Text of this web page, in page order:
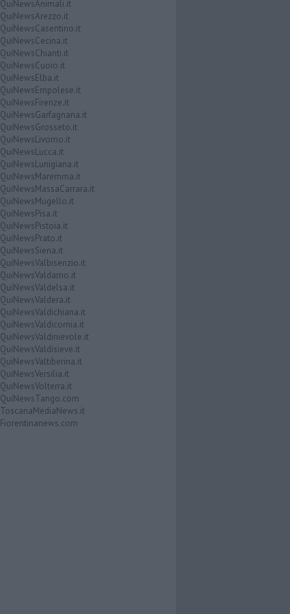
QuiNewsAnimali.it
QuiNewsArezzo.it
QuiNewsCasentino.it
QuiNewsCecina.it
QuiNewsChianti.it
QuiNewsCuoio.it
QuiNewsElba.it
QuiNewsEmpolese.it
QuiNewsFirenze.it
QuiNewsGarfagnana.it
QuiNewsGrosseto.it
QuiNewsLivorno.it
QuiNewsLucca.it
QuiNewsLunigiana.it
QuiNewsMaremma.it
QuiNewsMassaCarrara.it
QuiNewsMugello.it
QuiNewsPisa.it
QuiNewsPistoia.it
QuiNewsPrato.it
QuiNewsSiena.it
QuiNewsValbisenzio.it
QuiNewsValdarno.it
QuiNewsValdelsa.it
QuiNewsValdera.it
QuiNewsValdichiana.it
QuiNewsValdicornia.it
QuiNewsValdinievole.it
QuiNewsValdisieve.it
QuiNewsValtiberina.it
QuiNewsVersilia.it
QuiNewsVolterra.it
QuiNewsTango.com
ToscanaMediaNews.it
Fiorentinanews.com